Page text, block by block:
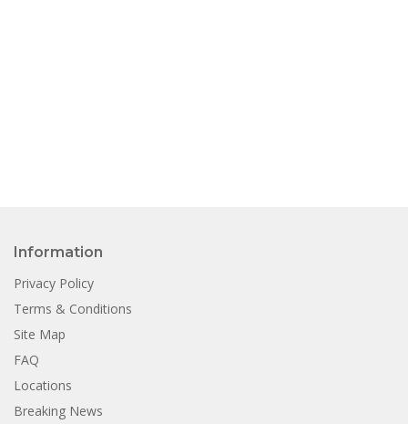
Information
Privacy Policy
Terms & Conditions
Site Map
FAQ
Locations
Breaking News